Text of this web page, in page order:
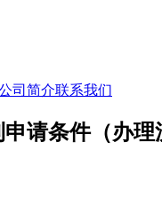
司简介联系我们
请条件（办